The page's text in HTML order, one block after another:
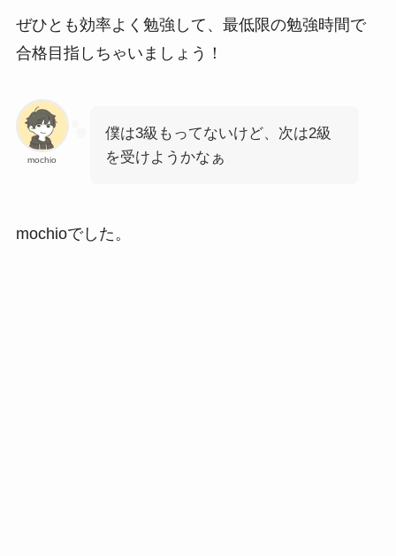
ぜひとも効率よく勉強して、最低限の勉強時間で
合格目指しちゃいましょう！
mochio
僕は3級もってないけど、次は2級
を受けようかなぁ
mochioでした。